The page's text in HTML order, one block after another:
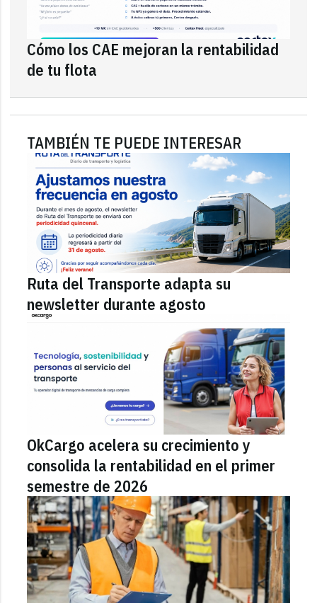
Cómo los CAE mejoran la rentabilidad
de tu flota
TAMBIÉN TE PUEDE INTERESAR
Ruta del Transporte adapta su
newsletter durante agosto
OkCargo acelera su crecimiento y
consolida la rentabilidad en el primer
semestre de 2026